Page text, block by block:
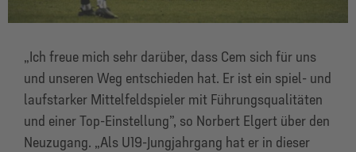
„Ich freue mich sehr darüber, dass Cem sich für uns
und unseren Weg entschieden hat. Er ist ein spiel- und
laufstarker Mittelfeldspieler mit Führungsqualitäten
und einer Top-Einstellung”, so Norbert Elgert über den
Neuzugang. „Als U19-Jungjahrgang hat er in dieser